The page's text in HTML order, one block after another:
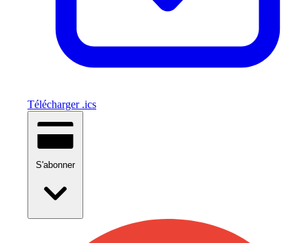
Télécharger .ics
S'abonner